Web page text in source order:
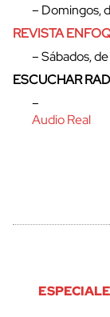
– Domingos,
REVISTA
– Sábados,
ESCUCHAR
–
Audio Real